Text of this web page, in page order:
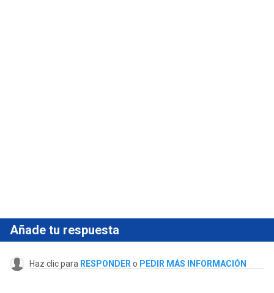
Añade tu respuesta
Haz clic para RESPONDER o PEDIR MÁS INFORMACIÓN